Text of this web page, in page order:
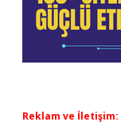
Reklam ve İletişim: